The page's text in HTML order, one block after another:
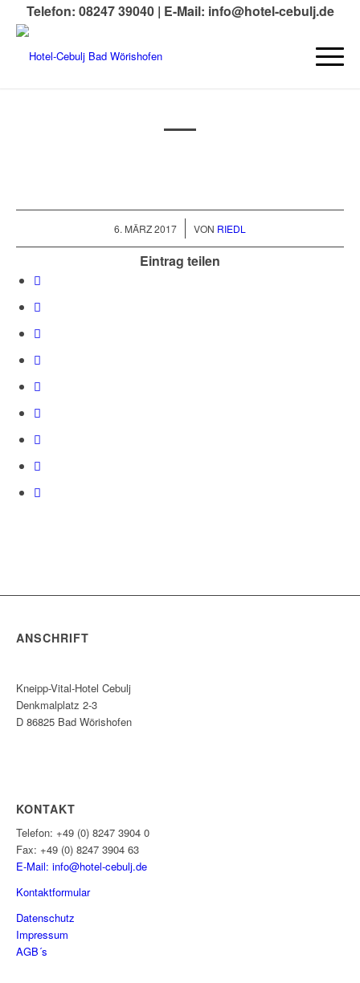
Telefon: 08247 39040 | E-Mail: info@hotel-cebulj.de
6. MÄRZ 2017
/ VON RIEDL
Eintrag teilen
ANSCHRIFT
Kneipp-Vital-Hotel Cebulj
Denkmalplatz 2-3
D 86825 Bad Wörishofen
KONTAKT
Telefon: +49 (0) 8247 3904 0
Fax: +49 (0) 8247 3904 63
E-Mail: info@hotel-cebulj.de
Kontaktformular
Datenschutz
Impressum
AGB´s